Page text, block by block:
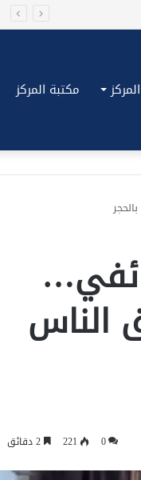
مكتبة المركز
الناس
0
221 2 دقائق